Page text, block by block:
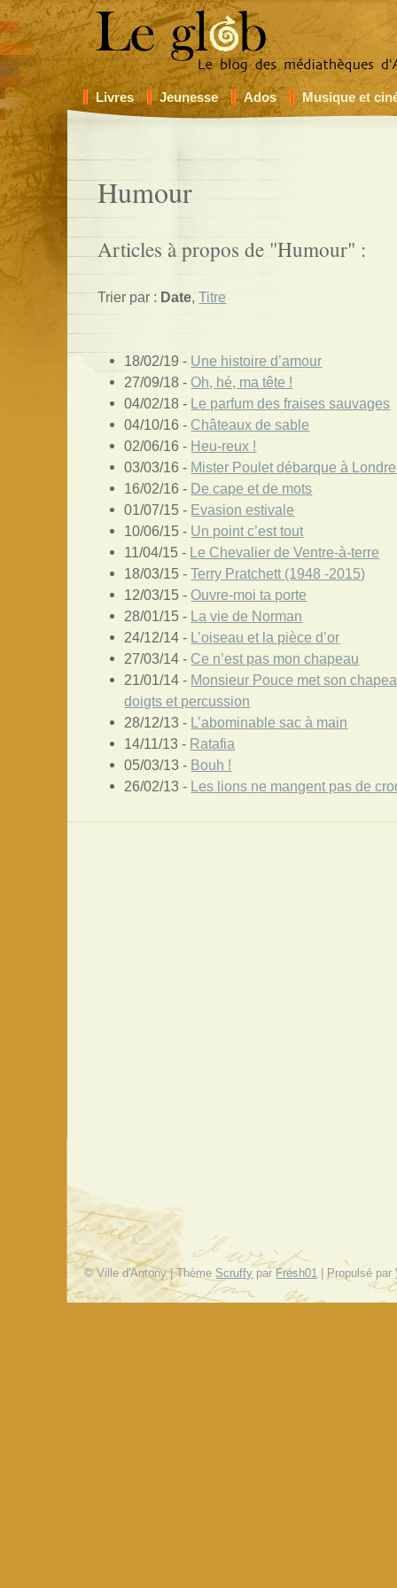
Livres Jeunesse Ados Musique et
Humour
Articles à propos de "Humour" :
Trier par : Date,Titre
18/02/19 - Une histoire d’amour
27/09/18 - Oh, hé, ma tête !
04/02/18 - Le parfum des fraises sauvages
04/10/16 - Châteaux de sable
02/06/16 - Heu-reux !
03/03/16 - Mister Poulet débarque à
16/02/16 - De cape et de mots
01/07/15 - Evasion estivale
10/06/15 - Un point c’est tout
11/04/15 - Le Chevalier de Ventre-à-terre
18/03/15 -Terry Pratchett (1948 -2015)
12/03/15 - Ouvre-moi ta porte
28/01/15 - La vie de Norman
24/12/14 - L’oiseau et la pièce d’or
27/03/14 - Ce n’est pas mon chapeau
21/01/14 - Monsieur Pouce met son
doigts et percussion
28/12/13 - L’abominable sac à main
14/11/13 - Ratafia
05/03/13 - Bouh !
26/02/13 - Les lions ne mangent pas de
© Ville d'Antony | Thème Scruffy par Fresh01 | Propulsé par